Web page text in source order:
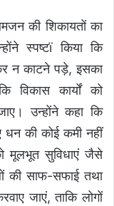
की शिकायतों का
स्पष्टï किया कि
न काटने पड़े, इसका
विकास कार्यों को
उन्होंने कहा कि
धन की कोई कमी नहीं
मूलभूत सुविधाएं जैसे
की साफ-सफाई तथा
जाएं, ताकि लोगों